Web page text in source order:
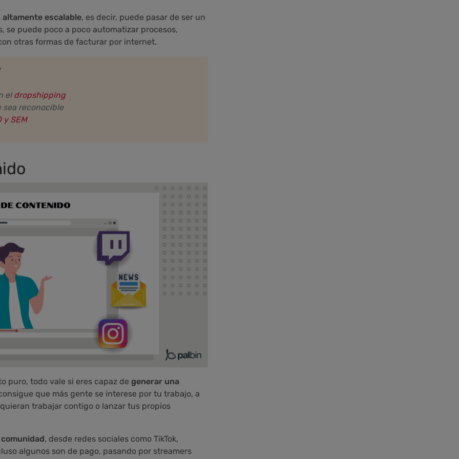
altamente escalable, es decir, puede pasar de ser un
se puede poco a poco automatizar procesos,
otras formas de facturar por internet.
el dropshipping
sea reconocible
y SEM
puro, todo vale si eres capaz de generar una
que más gente se interese por tu trabajo, a
trabajar contigo o lanzar tus propios
, desde redes sociales como TikTok,
algunos son de pago, pasando por streamers